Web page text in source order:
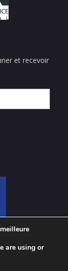
et recevoir
are using or